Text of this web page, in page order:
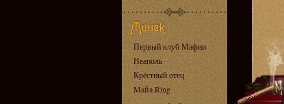
Первый клуб Мафии
Неаполь
Крёстный отец
Mafia Ring